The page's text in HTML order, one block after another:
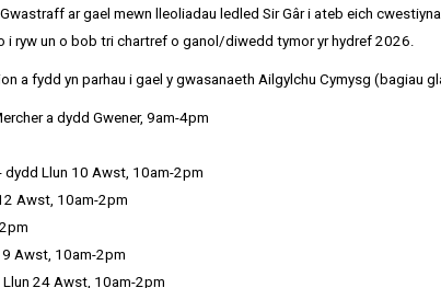
ar gael mewn lleoliadau ledled Sir Gâr i ateb eich
i ryw un o bob tri chartref o ganol/diwedd tymor yr hydref 2026.
a fydd yn parhau i gael y gwasanaeth Ailgylchu Cymysg (bagiau
a dydd Gwener, 9am-4pm
dydd Llun 10 Awst, 10am-2pm
Awst, 10am-2pm
Awst, 10am-2pm
24 Awst, 10am-2pm
(4 oed)